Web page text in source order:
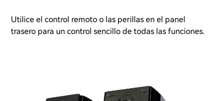
Utilice el control remoto o las perillas en el panel
trasero para un control sencillo de todas las funciones.